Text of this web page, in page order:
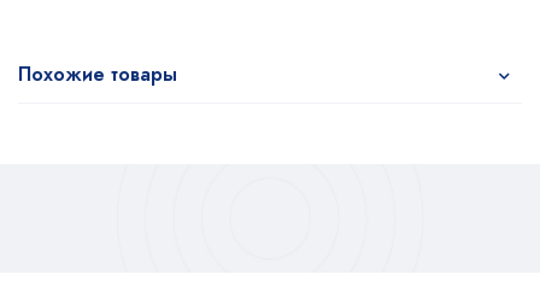
Похожие товары